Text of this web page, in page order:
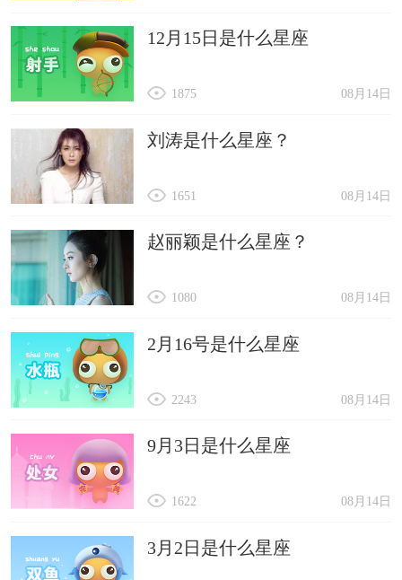
12月15日是什么星座
08月14日
1875
刘涛是什么星座？
08月14日
1651
赵丽颖是什么星座？
08月14日
1080
2月16号是什么星座
08月14日
2243
9月3日是什么星座
08月14日
1622
3月2日是什么星座